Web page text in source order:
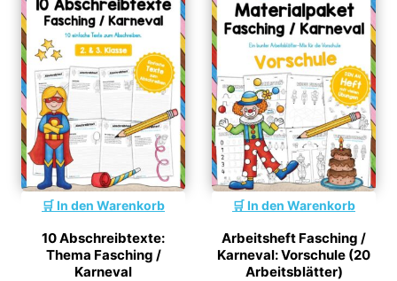
In den Warenkorb
10 Abschreibtexte:
Thema Fasching /
Karneval
In den Warenkorb
Arbeitsheft Fasching /
Karneval: Vorschule (20
Arbeitsblätter)